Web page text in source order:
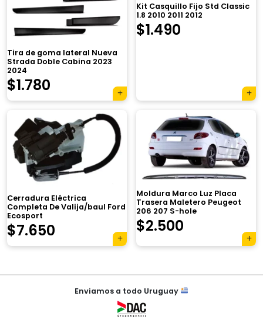
Tira de goma lateral Nueva
Strada Doble Cabina 2023
2024
$1.780
Kit Casquillo Fijo Std Classic
1.8 2010 2011 2012
$1.490
Cerradura Eléctrica
Completa De Valija/baul Ford
Ecosport
$7.650
Moldura Marco Luz Placa
Trasera Maletero Peugeot
206 207 S-hole
$2.500
NavegaciónEnviamos a todo Uruguay
×
Tu carrito está vacío.
automáticamente.